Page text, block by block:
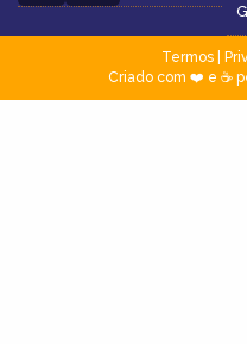
Termos|
Criado com ❤️ e ☕